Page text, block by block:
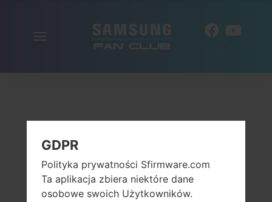
GDPR
Polityka prywatności Sfirmware.com
Ta aplikacja zbiera niektóre dane
osobowe swoich Użytkowników.